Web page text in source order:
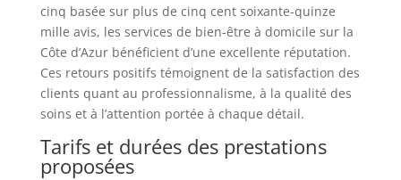
cinq basée sur plus de cinq cent soixante-quinze
mille avis, les services de bien-être à domicile sur la
Côte d’Azur bénéficient d’une excellente réputation.
Ces retours positifs témoignent de la satisfaction des
clients quant au professionnalisme, à la qualité des
soins et à l’attention portée à chaque détail.
Tarifs et durées des prestations
proposées